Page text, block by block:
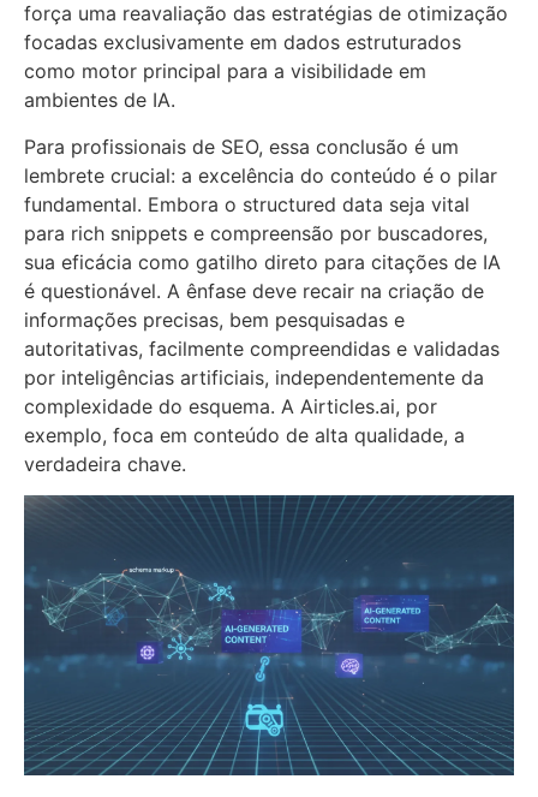
força uma reavaliação das estratégias de otimização
focadas exclusivamente em dados estruturados
como motor principal para a visibilidade em
ambientes de IA.
Para profissionais de SEO, essa conclusão é um
lembrete crucial: a excelência do conteúdo é o pilar
fundamental. Embora o structured data seja vital
para rich snippets e compreensão por buscadores,
sua eficácia como gatilho direto para citações de IA
é questionável. A ênfase deve recair na criação de
informações precisas, bem pesquisadas e
autoritativas, facilmente compreendidas e validadas
por inteligências artificiais, independentemente da
complexidade do esquema. A Airticles.ai, por
exemplo, foca em conteúdo de alta qualidade, a
verdadeira chave.